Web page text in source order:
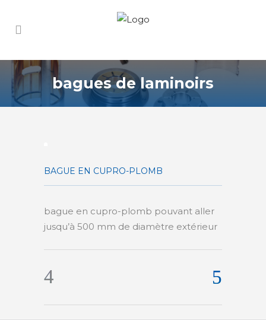
bagues de laminoirs
BAGUE EN CUPRO-PLOMB
bague en cupro-plomb pouvant aller
jusqu’à 500 mm de diamètre extérieur